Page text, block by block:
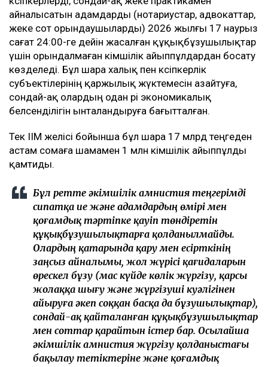
айналысатын адамдарды (нотариустар, адвокаттар,
жеке сот орындаушыларды) 2026 жылғы 17 наурыз
сағат 24:00-ге дейін жасалған құқықбұзушылықтар
үшін орындалмаған әкімшілік айыппұлдардан босату
көзделеді. Бұл шара халық пен кәсіпкерлік
субъектілерінің қаржылық жүктемесін азайтуға,
сондай-ақ олардың одан әрі экономикалық
белсенділігін ынталандыруға бағытталған.
Тек ІІМ желісі бойынша бұл шара 17 млрд теңгеден
астам сомаға шамамен 1 млн әкімшілік айыппұлды
қамтиды.
Бұл ретте әкімшілік амнистия теңгерімді
сипатқа ие және адамдардың өмірі мен
қоғамдық тәртіпке қауіп төндіретін
құқықбұзушылықтарға қолданылмайды.
Олардың қатарында қару мен есірткінің
заңсыз айналымы, жол жүрісі қағидаларын
өрескел бұзу (мас күйде көлік жүргізу, қарсы
жолаққа шығу және жүргізуші куәлігінен
айыруға әкеп соққан басқа да бұзушылықтар),
сондай-ақ қайталанған құқықбұзушылықтар
мен соттар қарайтын істер бар. Осылайша
әкімшілік амнистия жүргізу қолданыстағы
бақылау тетіктеріне және қоғамдық